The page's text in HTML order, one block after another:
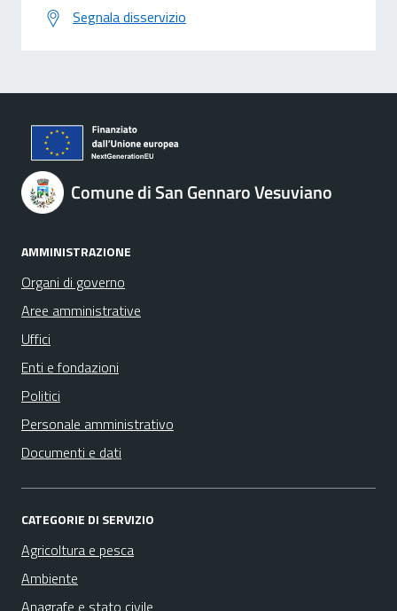
Segnala disservizio
Comune di San Gennaro Vesuviano
AMMINISTRAZIONE
Organi di governo
Aree amministrative
Uffici
Enti e fondazioni
Politici
Personale amministrativo
Documenti e dati
CATEGORIE DI SERVIZIO
Agricoltura e pesca
Ambiente
Anagrafe e stato civile